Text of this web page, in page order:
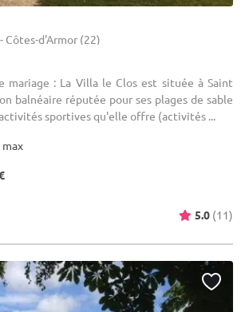
Côtes-d'Armor (22)
mariage : La Villa le Clos est située à Saint
balnéaire réputée pour ses plages de sable
sportives qu'elle offre (activités ...
5.0 (11)